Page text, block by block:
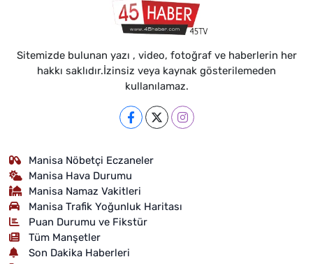
Sitemizde bulunan yazı , video, fotoğraf ve haberlerin her
hakkı saklıdır.İzinsiz veya kaynak gösterilemeden
kullanılamaz.
Manisa Nöbetçi Eczaneler
Manisa Hava Durumu
Manisa Namaz Vakitleri
Manisa Trafik Yoğunluk Haritası
Puan Durumu ve Fikstür
Tüm Manşetler
Son Dakika Haberleri